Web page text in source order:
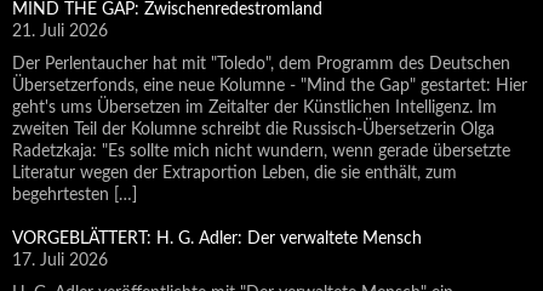
MIND THE GAP: Zwischenredestromland
21. Juli 2026
Der Perlentaucher hat mit "Toledo", dem Programm des Deutschen
Übersetzerfonds, eine neue Kolumne - "Mind the Gap" gestartet: Hier
geht's ums Übersetzen im Zeitalter der Künstlichen Intelligenz. Im
zweiten Teil der Kolumne schreibt die Russisch-Übersetzerin Olga
Radetzkaja: "Es sollte mich nicht wundern, wenn gerade übersetzte
Literatur wegen der Extraportion Leben, die sie enthält, zum
begehrtesten […]
VORGEBLÄTTERT: H. G. Adler: Der verwaltete Mensch
17. Juli 2026